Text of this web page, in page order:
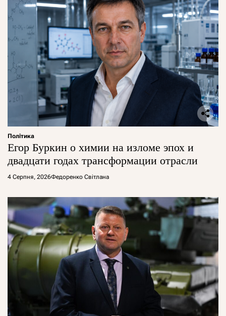
Політика
Егор Буркин о химии на изломе эпох и
двадцати годах трансформации отрасли
4 Серпня, 2026Федоренко Світлана